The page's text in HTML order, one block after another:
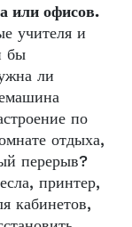
или офисов.
учителя и
бы
ли
по
отдыха,
перерыв?
принтер,
кабинетов,